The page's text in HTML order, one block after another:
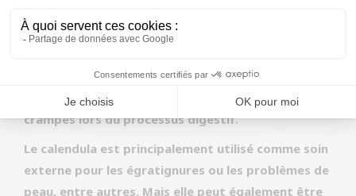
propres à chaque race. Particulièrement efficace
agit comme un anti-inflammatoire et a un effet
régénérateur. Il peut également prévenir les
crampes lors du processus digestif.
Le calendula est principalement utilisé comme soin
externe pour les égratignures ou les problèmes de
peau, entre autres. Mais elle peut également être